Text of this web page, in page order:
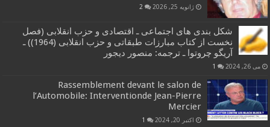
ژانویه 25, 2026 2
شکل بندی های اجتماعی ـ اقتصادی و حزب انقلابی (فصل
نخست از کتاب مبارزات طبقاتی و حزب انقلابی (1964)) ـ
آریگو چروتوا ـ ترجمه: منصور دیجور
می 26, 2024 1
Rassemblement devant le salon de
l’Automobile: Interventionde Jean-Pierre
Mercier
اکتبر 20, 2024 1